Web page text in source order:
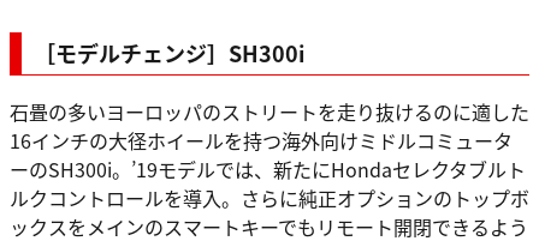
［モデルチェンジ］SH300i
石畳の多いヨーロッパのストリートを走り抜けるのに適した
16インチの大径ホイールを持つ海外向けミドルコミュータ
ーのSH300i。’19モデルでは、新たにHondaセレクタブルト
ルクコントロールを導入。さらに純正オプションのトップボ
ックスをメインのスマートキーでもリモート開閉できるよう